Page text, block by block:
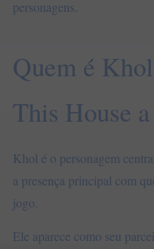
personagens
Quem é
This House
Khol é o personagem
a presença principal com
jogo.
Ele aparece como seu